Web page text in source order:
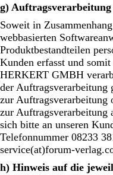
g) Auftragsverarbeitung
Soweit in
webbasierten
Produktbestandteilen
Kunden erfasst und
HERKERT GMBH
der
zur Auftragsverarbeitung
zur Auftragsverarbeitung
sich bitte an unseren
Telefonnummer 08233
service(at)forum-
h) Hinweis auf die